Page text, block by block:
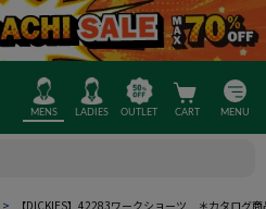
MENS LADIES OUTLET CART MENU
【DICKIES】42283ワークショーツ ＊カタログ